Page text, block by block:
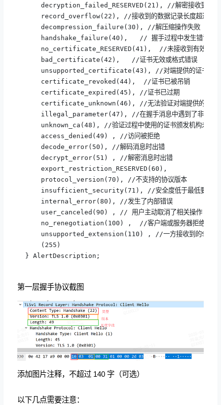
decryption_failed_RESERVED(21), //解密接收到的数据
record_overflow(22), //接收到的数据记录长度超过了协议所
decompression_failure(30), //解压缩操作失败
handshake_failure(40),   // 握手过程中发生错误，无
no_certificate_RESERVED(41),  //未接收到有效证书
bad_certificate(42),   //证书无效或格式错误
unsupported_certificate(43), //对端提供的证书不受本
certificate_revoked(44),  //证书已被吊销
certificate_expired(45), //证书已过期
certificate_unknown(46), //无法验证对端提供的证书的
illegal_parameter(47), //在握手消息中遇到了非法或不
unknown_ca(48), //验证过程中使用的证书颁发机构未知
access_denied(49) , //访问被拒绝
decode_error(50), //解码消息时出错
decrypt_error(51) , //解密消息时出错
export_restriction_RESERVED(60),
protocol_version(70), //不支持的协议版本
insufficient_security(71), //安全度低于最低要求
internal_error(80), //发生了内部错误
user_canceled(90) , // 用户主动取消了相关操作
no_renegotiation(100) ,  //客户端或服务器拒绝重新协
unsupported_extension(110) , //一方接收到的SSL/TLS
(255)
} AlertDescription;
第一层握手协议截图
添加图片注释，不超过 140 字（可选）
以下几点需要注意：